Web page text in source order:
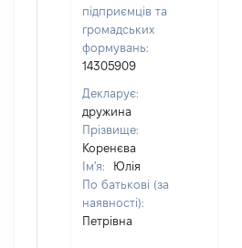
підприємців та
громадських
формувань:
14305909
Декларує:
дружина
Прізвище:
Коренєва
Ім'я:
Юлія
По батькові (за
наявності):
Петрівна